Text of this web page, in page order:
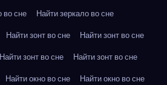
во сне
Найти зеркало во сне
Найти зонт во сне
Найти зонт во сне
Найти зонт во сне
Найти зонт во сне
Найти окно во сне
Найти окно во сне